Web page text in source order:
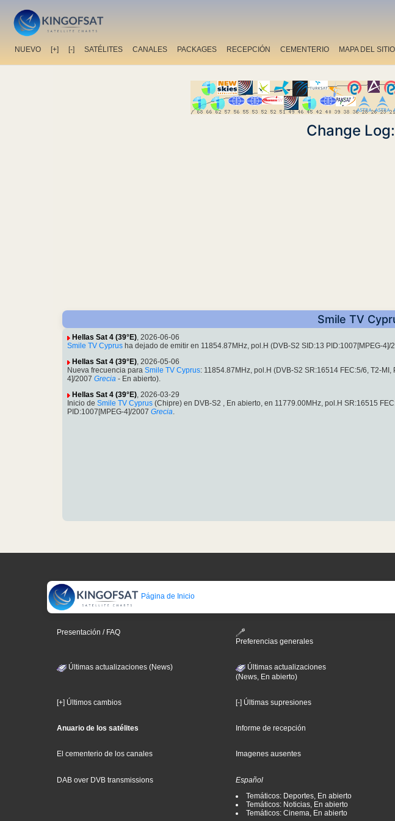
NUEVO [+] [-] SATÉLITES CANALES PACKAGES RECEPCIÓN CEMENTERIO MAPA DEL SITIO
Change
Smile TV
Hellas Sat 4 (39°E), 2026-06-06
Smile TV Cyprus ha dejado de emitir en 11854.87MHz, pol.H (DVB-S2 SID:13 PID:1007[MPEG-4]/
Hellas Sat 4 (39°E), 2026-05-06
Nueva frecuencia para Smile TV Cyprus: 11854.87MHz, pol.H (DVB-S2 SR:16514 FEC:5/6, T2-MI,
4]/2007 Grecia - En abierto).
Hellas Sat 4 (39°E), 2026-03-29
Inicio de Smile TV Cyprus (Chipre) en DVB-S2 , En abierto, en 11779.00MHz, pol.H SR:16515
PID:1007[MPEG-4]/2007 Grecia.
Página de Inicio
Presentación / FAQ
Preferencias generales
Últimas actualizaciones (News)
Últimas actualizaciones
(News, En abierto)
[+] Últimos cambios [-] Últimas supresiones
Anuario de los satélites Informe de recepción
El cementerio de los canales Imagenes ausentes
DAB over DVB transmissions
Español
Temáticos: Deportes, En abierto
Temáticos: Noticias, En abierto
Temáticos: Cinema, En abierto